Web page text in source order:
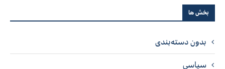
بخش ها
بدون دسته‌بندی
سیاسی